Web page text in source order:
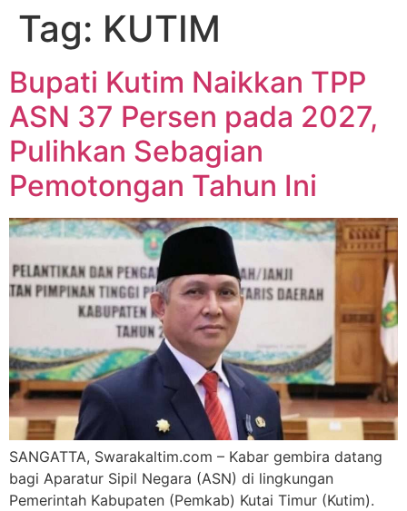
Tag: KUTIM
Bupati Kutim Naikkan TPP
ASN 37 Persen pada 2027,
Pulihkan Sebagian
Pemotongan Tahun Ini
SANGATTA, Swarakaltim.com – Kabar gembira datang
bagi Aparatur Sipil Negara (ASN) di lingkungan
Pemerintah Kabupaten (Pemkab) Kutai Timur (Kutim).